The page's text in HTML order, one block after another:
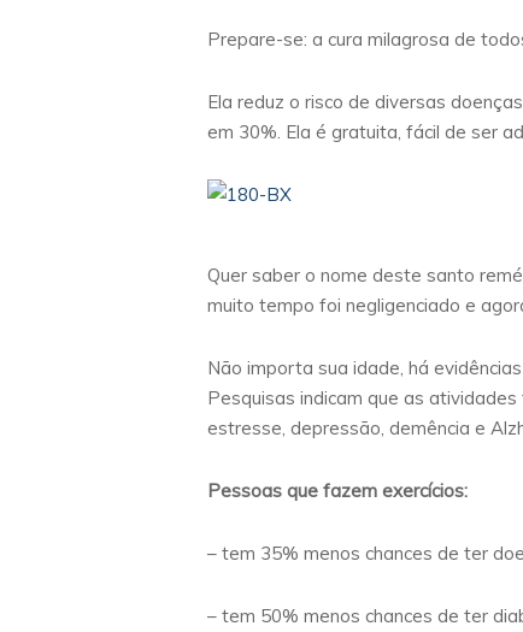
Prepare-se: a cura milagrosa de
Ela reduz o risco de diversas
em 30%. Ela é gratuita, fácil de ser
Quer saber o nome deste santo
muito tempo foi negligenciado e
Não importa sua idade, há
Pesquisas indicam que as
estresse, depressão, demência e
Pessoas que fazem exercícios:
– tem 35% menos chances de ter
– tem 50% menos chances de ter